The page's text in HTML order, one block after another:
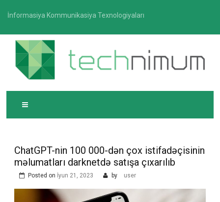
İnformasiya Kommunikasiya Texnologiyaları
TECHNIMUM
İnformasiya-kommunikasiya texnologiyaları üzrə
media platforması
ChatGPT-nin 100 000-dən çox istifadəçisinin
məlumatları darknetdə satışa çıxarılıb
Posted on İyun 21, 2023 by user